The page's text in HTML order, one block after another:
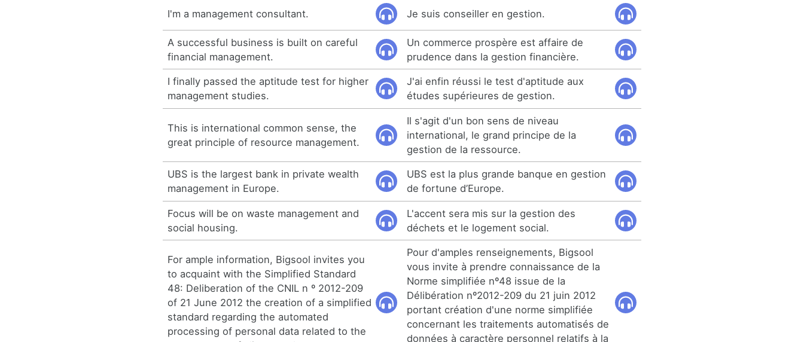
I'm a management consultant. Je suis conseiller en gestion.
A successful business is built on careful
financial management.
Un commerce prospère est affaire de
prudence dans la gestion financière.
I finally passed the aptitude test for higher
management studies.
J'ai enfin réussi le test d'aptitude aux
études supérieures de gestion.
This is international common sense, the
great principle of resource management.
Il s'agit d'un bon sens de niveau
international, le grand principe de la
gestion de la ressource.
UBS is the largest bank in private wealth
management in Europe.
UBS est la plus grande banque en gestion
de fortune d’Europe.
Focus will be on waste management and
social housing.
L'accent sera mis sur la gestion des
déchets et le logement social.
For ample information, Bigsool invites you
to acquaint with the Simplified Standard
48: Deliberation of the CNIL n º 2012-209
of 21 June 2012 the creation of a simplified
standard regarding the automated
processing of personal data related to the
Pour d'amples renseignements, Bigsool
vous invite à prendre connaissance de la
Norme simplifiée nº48 issue de la
Délibération nº2012-209 du 21 juin 2012
portant création d'une norme simplifiée
concernant les traitements automatisés de
données à caractère personnel relatifs à la